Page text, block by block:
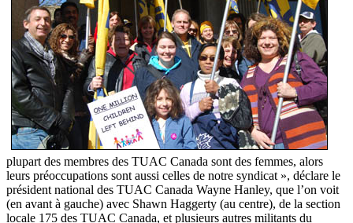
plupart des membres des TUAC Canada sont des femmes, alors
leurs préoccupations sont aussi celles de notre syndicat », déclare le
président national des TUAC Canada Wayne Hanley, que l’on voit
(en avant à gauche) avec Shawn Haggerty (au centre), de la section
locale 175 des TUAC Canada, et plusieurs autres militants du